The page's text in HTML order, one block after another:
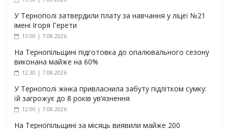
У Тернополі затвердили плату за навчання у ліцеї №21
імені Ігоря Герети
13:00 | 7.08.2026
На Тернопільщині підготовка до опалювального сезону
виконана майже на 60%
12:30 | 7.08.2026
У Тернополі жінка привласнила забуту підлітком сумку:
їй загрожує до 8 років ув’язнення
12:00 | 7.08.2026
На Тернопільщині за місяць виявили майже 200